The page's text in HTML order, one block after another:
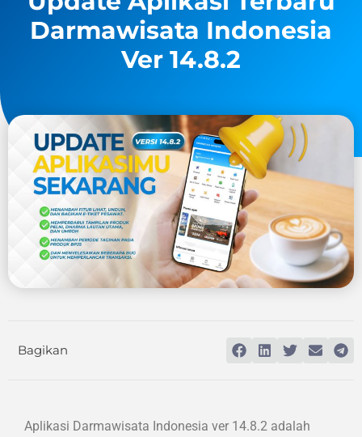
Darmawisata Indonesia
Ver 14.8.2
Bagikan
Aplikasi Darmawisata Indonesia ver 14.8.2 adalah